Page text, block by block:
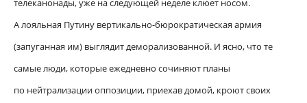
телеканонады, уже на следующей неделе клюет носом.
А лояльная Путину вертикально-бюрократическая армия
(запуганная им) выглядит деморализованной. И ясно, что те
самые люди, которые ежедневно сочиняют планы
по нейтрализации оппозиции, приехав домой, кроют своих